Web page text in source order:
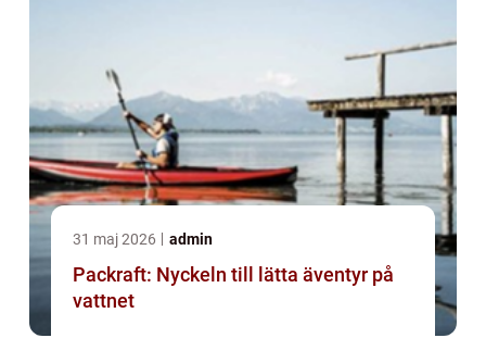
31 maj 2026 admin
Packraft: Nyckeln till lätta äventyr på
vattnet